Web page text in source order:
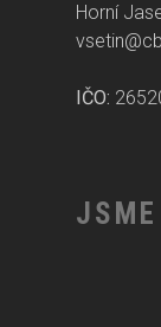
Horní
IČO: